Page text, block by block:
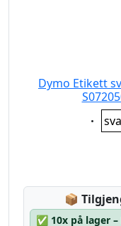
Dymo Etikett
📦
✅ 10x på lager